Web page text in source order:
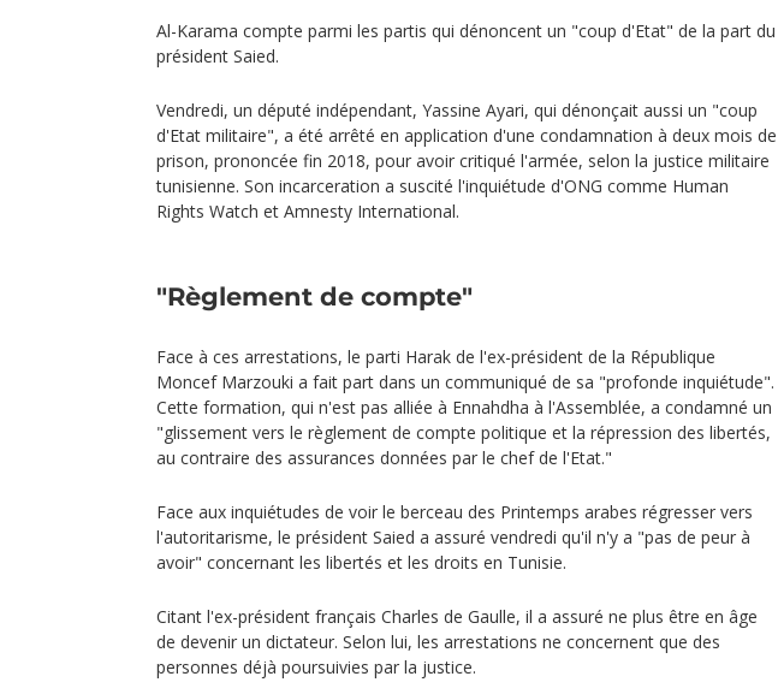
Al-Karama compte parmi les partis qui dénoncent un "coup d'Etat" de la part du
président Saied.
Vendredi, un député indépendant, Yassine Ayari, qui dénonçait aussi un "coup
d'Etat militaire", a été arrêté en application d'une condamnation à deux mois de
prison, prononcée fin 2018, pour avoir critiqué l'armée, selon la justice militaire
tunisienne. Son incarceration a suscité l'inquiétude d'ONG comme Human
Rights Watch et Amnesty International.
"Règlement de compte"
Face à ces arrestations, le parti Harak de l'ex-président de la République
Moncef Marzouki a fait part dans un communiqué de sa "profonde inquiétude".
Cette formation, qui n'est pas alliée à Ennahdha à l'Assemblée, a condamné un
"glissement vers le règlement de compte politique et la répression des libertés,
au contraire des assurances données par le chef de l'Etat."
Face aux inquiétudes de voir le berceau des Printemps arabes régresser vers
l'autoritarisme, le président Saied a assuré vendredi qu'il n'y a "pas de peur à
avoir" concernant les libertés et les droits en Tunisie.
Citant l'ex-président français Charles de Gaulle, il a assuré ne plus être en âge
de devenir un dictateur. Selon lui, les arrestations ne concernent que des
personnes déjà poursuivies par la justice.